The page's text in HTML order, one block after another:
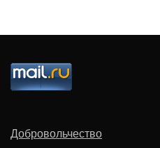
Добровольчество